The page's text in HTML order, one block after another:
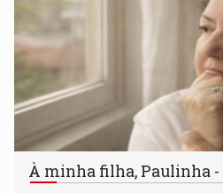
À minha filha, Paulinha -